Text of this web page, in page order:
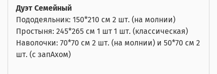
Дуэт Семейный
Пододеяльник: 150*210 см 2 шт. (на молнии)
Простыня: 245*265 см 1 шт 1 шт. (классическая)
Наволочки: 70*70 см 2 шт. (на молнии) и 50*70 см 2
шт. (с запАхом)